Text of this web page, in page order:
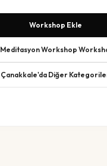
Workshop Ekle
Meditasyon Workshop
Çanakkale'da Diğer